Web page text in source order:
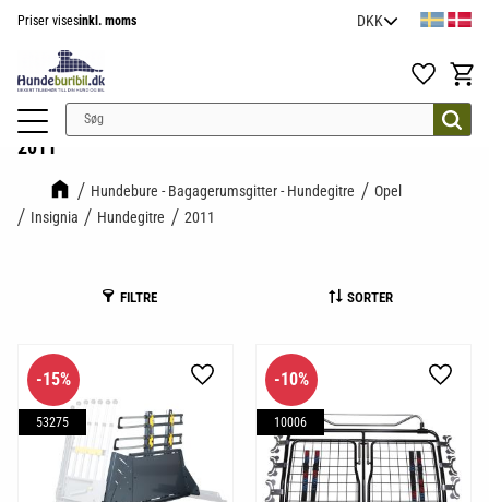
Priser visesinkl. moms
Favoritter
2011
Hundebure - Bagagerumsgitter - Hundegitre
Opel
Insignia
Hundegitre 2011
FILTRE SORTER
15%
53275
Gem som favorit
10%
10006
Gem